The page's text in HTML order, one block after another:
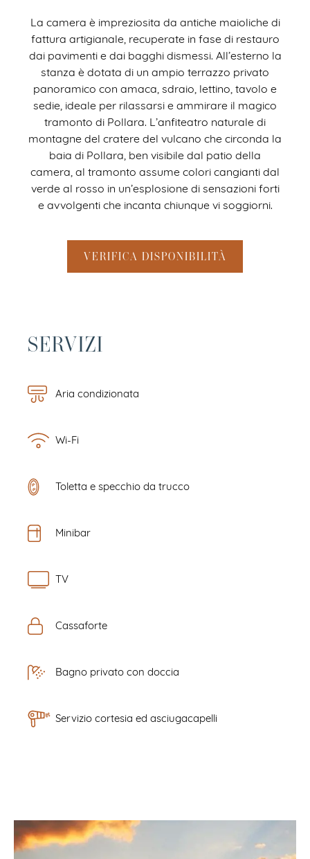
La camera è impreziosita da antiche maioliche di
fattura artigianale, recuperate in fase di restauro
dai pavimenti e dai bagghi dismessi. All’esterno la
stanza è dotata di un ampio terrazzo privato
panoramico con amaca, sdraio, lettino, tavolo e
sedie, ideale per rilassarsi e ammirare il magico
tramonto di Pollara. L’anfiteatro naturale di
montagne del cratere del vulcano che circonda la
baia di Pollara, ben visibile dal patio della
camera, al tramonto assume colori cangianti dal
verde al rosso in un’esplosione di sensazioni forti
e avvolgenti che incanta chiunque vi soggiorni.
VERIFICA DISPONIBILITÀ
SERVIZI
Aria condizionata
Wi-Fi
Toletta e specchio da trucco
Minibar
TV
Cassaforte
Bagno privato con doccia
Servizio cortesia ed asciugacapelli